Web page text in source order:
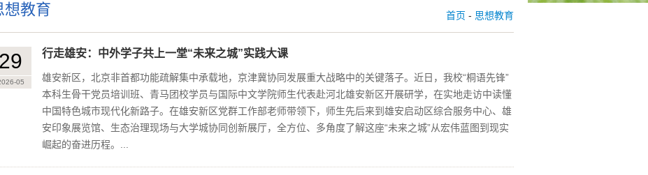
想教育 首页 - 思想教育
29
05
行走雄安：中外学子共上一堂“未来之城”实践大课
雄安新区，北京非首都功能疏解集中承载地，京津冀协同发展重大战略中的关键落子。近日，我校“桐语先锋”
本科生骨干党员培训班、青马团校学员与国际中文学院师生代表赴河北雄安新区开展研学，在实地走访中读懂
中国特色城市现代化新路子。在雄安新区党群工作部老师带领下，师生先后来到雄安启动区综合服务中心、雄
安印象展览馆、生态治理现场与大学城协同创新展厅，全方位、多角度了解这座“未来之城”从宏伟蓝图到现实
崛起的奋进历程。...